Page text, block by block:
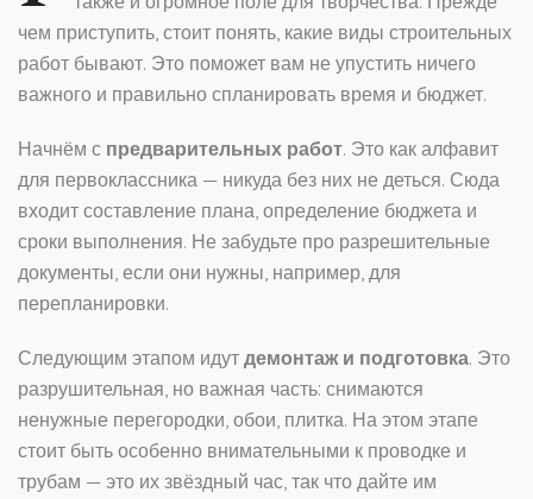
чем приступить, стоит понять, какие виды строительных
работ бывают. Это поможет вам не упустить ничего
важного и правильно спланировать время и бюджет.
Начнём с предварительных работ. Это как алфавит
для первоклассника — никуда без них не деться. Сюда
входит составление плана, определение бюджета и
сроки выполнения. Не забудьте про разрешительные
документы, если они нужны, например, для
перепланировки.
Следующим этапом идут демонтаж и подготовка. Это
разрушительная, но важная часть: снимаются
ненужные перегородки, обои, плитка. На этом этапе
стоит быть особенно внимательными к проводке и
трубам — это их звёздный час, так что дайте им